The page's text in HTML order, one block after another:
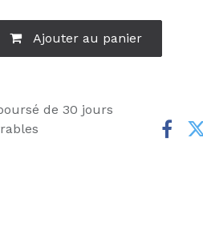
Ajouter au panier
de 30 jours